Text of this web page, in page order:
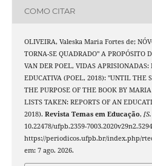
COMO CITAR
OLIVEIRA, Valeska Maria Fortes de;
TORNA-SE QUADRADO" A PROPÓSITO
VAN DER POEL, VIDAS
EDUCATIVA (POEL, 2018): "UNTIL THE
THE PURPOSE OF THE BOOK BY
LISTS TAKEN: REPORTS OF AN
2018). Revista Temas em Educação,
10.22478/ufpb.2359-
https://periodicos.ufpb.br/index.php/
em: 7 ago. 2026.